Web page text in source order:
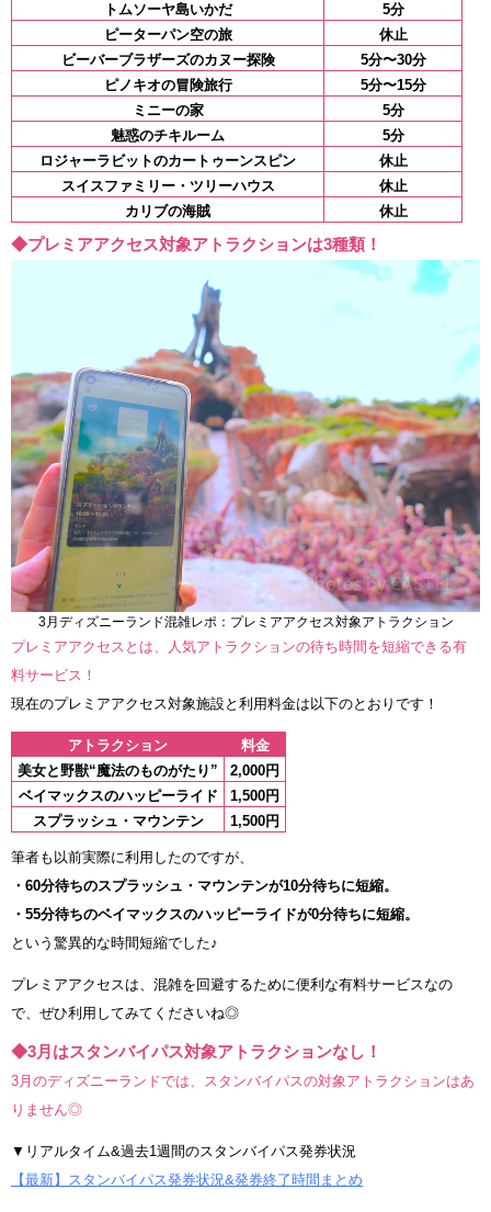
トムソーヤ島いかだ
5分
ピーターパン空の旅
休止
ビーバーブラザーズのカヌー探険
5分〜30分
ピノキオの冒険旅行
5分〜15分
ミニーの家
5分
魅惑のチキルーム
5分
ロジャーラビットのカートゥーンスピン
休止
スイスファミリー・ツリーハウス
休止
カリブの海賊
休止
◆プレミアアクセス対象アトラクションは3種類！
3月ディズニーランド混雑レポ：プレミアアクセス対象アトラクション
プレミアアクセスとは、人気アトラクションの待ち時間を短縮できる有
料サービス！
現在のプレミアアクセス対象施設と利用料金は以下のとおりです！
アトラクション
料金
美女と野獣“魔法のものがたり”
2,000円
ベイマックスのハッピーライド
1,500円
スプラッシュ・マウンテン
1,500円
筆者も以前実際に利用したのですが、
・60分待ちのスプラッシュ・マウンテンが10分待ちに短縮。
・55分待ちのベイマックスのハッピーライドが0分待ちに短縮。
という驚異的な時間短縮でした♪
プレミアアクセスは、混雑を回避するために便利な有料サービスなの
で、ぜひ利用してみてくださいね◎
◆3月はスタンバイパス対象アトラクションなし！
3月のディズニーランドでは、スタンバイパスの対象アトラクションはあ
りません◎
▼リアルタイム&過去1週間のスタンバイパス発券状況
【最新】スタンバイパス発券状況&発券終了時間まとめ